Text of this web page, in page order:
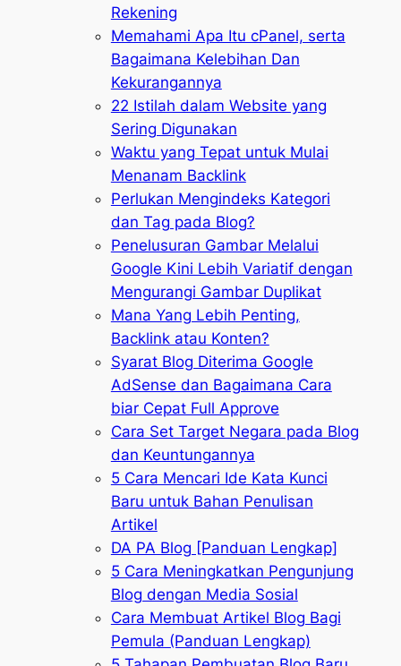
Rekening
Memahami Apa Itu cPanel, serta
Bagaimana Kelebihan Dan
Kekurangannya
22 Istilah dalam Website yang
Sering Digunakan
Waktu yang Tepat untuk Mulai
Menanam Backlink
Perlukan Mengindeks Kategori
dan Tag pada Blog?
Penelusuran Gambar Melalui
Google Kini Lebih Variatif dengan
Mengurangi Gambar Duplikat
Mana Yang Lebih Penting,
Backlink atau Konten?
Syarat Blog Diterima Google
AdSense dan Bagaimana Cara
biar Cepat Full Approve
Cara Set Target Negara pada Blog
dan Keuntungannya
5 Cara Mencari Ide Kata Kunci
Baru untuk Bahan Penulisan
Artikel
DA PA Blog [Panduan Lengkap]
5 Cara Meningkatkan Pengunjung
Blog dengan Media Sosial
Cara Membuat Artikel Blog Bagi
Pemula (Panduan Lengkap)